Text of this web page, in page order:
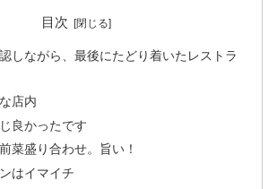
目次
しながら、最後にたどり着いたレストラ
店内
良かったです
菜盛り合わせ。旨い！
はイマイチ